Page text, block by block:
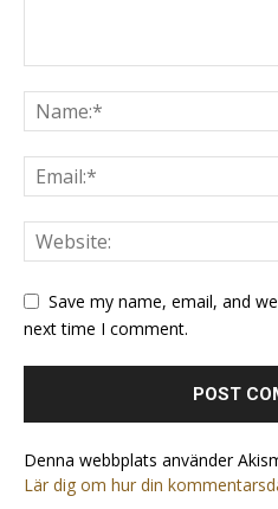
Save my name, email, and
next time I comment.
Denna webbplats använder
Lär dig om hur din